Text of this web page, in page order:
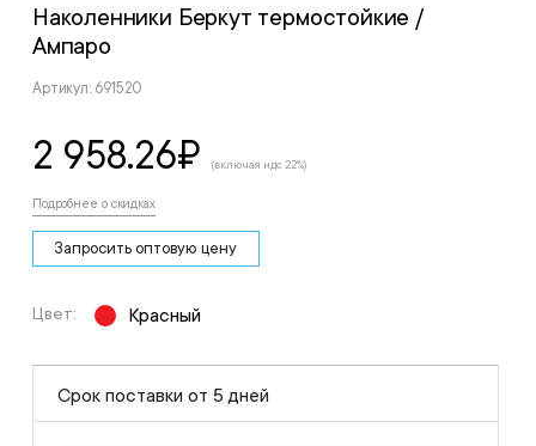
Наколенники Беркут термостойкие /
Ампаро
Артикул: 691520
2 958.26₽ (включая ндс 22%)
Подробнее о скидках
Запросить оптовую цену
Цвет: Красный
Срок поставки от 5 дней